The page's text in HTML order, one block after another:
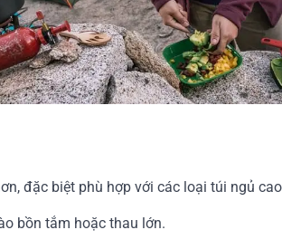
đặc biệt phù hợp với các loại túi ngủ
bồn tắm hoặc thau lớn.